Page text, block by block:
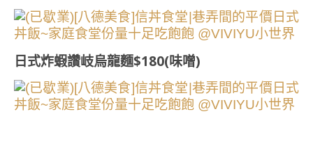
日式炸蝦讚岐烏龍麵$180(味噌)